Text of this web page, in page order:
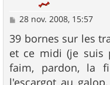
M
s
s
a
g
e
28 nov. 2008, 15:57
39 bornes sur les
et ce midi (je suis
faim, pardon, la